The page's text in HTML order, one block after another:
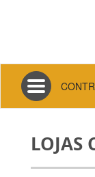
Toggle
navigation
LOJAS